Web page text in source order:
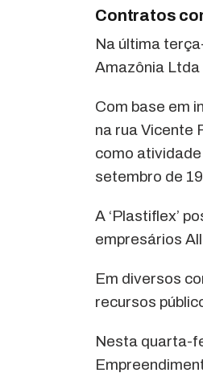
Contratos
Na última
Amazônia Ltda
Com base em
na rua Vicente
como atividade
setembro de
A ‘Plastiflex’
empresários
Em diversos
recursos
Nesta quarta-